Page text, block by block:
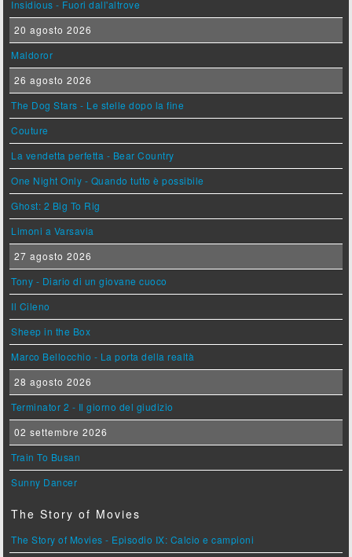
Insidious - Fuori dall'altrove
20 agosto 2026
Maldoror
26 agosto 2026
The Dog Stars - Le stelle dopo la fine
Couture
La vendetta perfetta - Bear Country
One Night Only - Quando tutto è possibile
Ghost: 2 Big To Rig
Limoni a Varsavia
27 agosto 2026
Tony - Diario di un giovane cuoco
Il Cileno
Sheep in the Box
Marco Bellocchio - La porta della realtà
28 agosto 2026
Terminator 2 - Il giorno del giudizio
02 settembre 2026
Train To Busan
Sunny Dancer
The Story of Movies
The Story of Movies - Episodio IX: Calcio e campioni